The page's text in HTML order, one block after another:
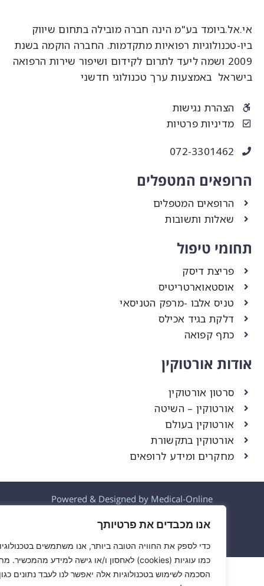
אנו מכבדים את פרטיותך
כדי לספק את החוויה הטובה ביותר, אנו משתמשים בטכנולוגיות
כמו עוגיות (cookies) לאחסון ו/או גישה למידע מהמכשיר. מתן
הסכמה לשימוש בטכנולוגיות אלה יאפשר לנו לעבד נתונים כגון
אורטוקין
סרטון אורטוקין
אורטוקין – השיטה
אורטוקין בעולם
אורטוקין בתקשורת
מחקרים ומידע לרופאים
טיפול
פריצת דיסק
אוסטאוארטריטיס
טניס אלבו -מרפק הטניסאי
דלקת בגיד אכילס
כתף קפואה
המטפלים
הרופאים המטפלים
שאלות ותשובות
בע"מ הינה חברה מובילה בתחום שיווק
טכנולוגיות רפואיות מתקדמות. החברה הוקמה בשנת
2009 ושמה ליעד לתרום לקידום ושיפור שירות הרפואה
באמצעות ערך טכנולוגי חדשני
הצהרת נגישות
מדיניות פרטיות
072-3301462
Powered & Designed by Medical-Online